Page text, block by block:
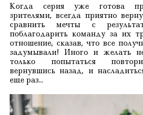
Когда серия уже готова
зрителями, всегда приятно
сравнить мечты с
поблагодарить команду за их
отношение, сказав, что все
задумывали! Иного и желать
только попытаться
вернувшись назад, и
еще раз...